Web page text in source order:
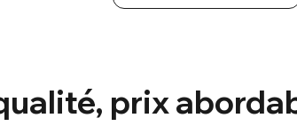
prix